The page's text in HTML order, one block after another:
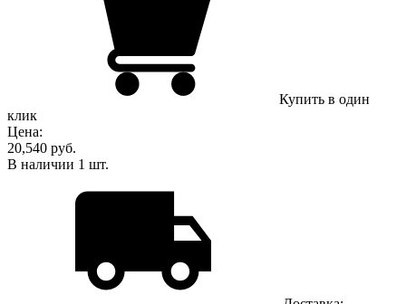
Купить в один
клик
Цена:
20,540 руб.
В наличии 1 шт.